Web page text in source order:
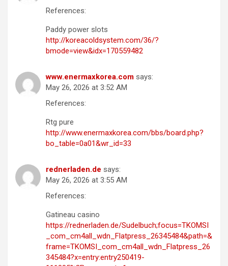
References:
Paddy power slots
http://koreacoldsystem.com/36/?
bmode=view&idx=170559482
www.enermaxkorea.com says:
May 26, 2026 at 3:52 AM
References:
Rtg pure
http://www.enermaxkorea.com/bbs/board.php?
bo_table=0a01&wr_id=33
rednerladen.de says:
May 26, 2026 at 3:55 AM
References:
Gatineau casino
https://rednerladen.de/Sudelbuch;focus=TKOMSI
_com_cm4all_wdn_Flatpress_26345484&path=&
frame=TKOMSI_com_cm4all_wdn_Flatpress_26
345484?x=entry:entry250419-